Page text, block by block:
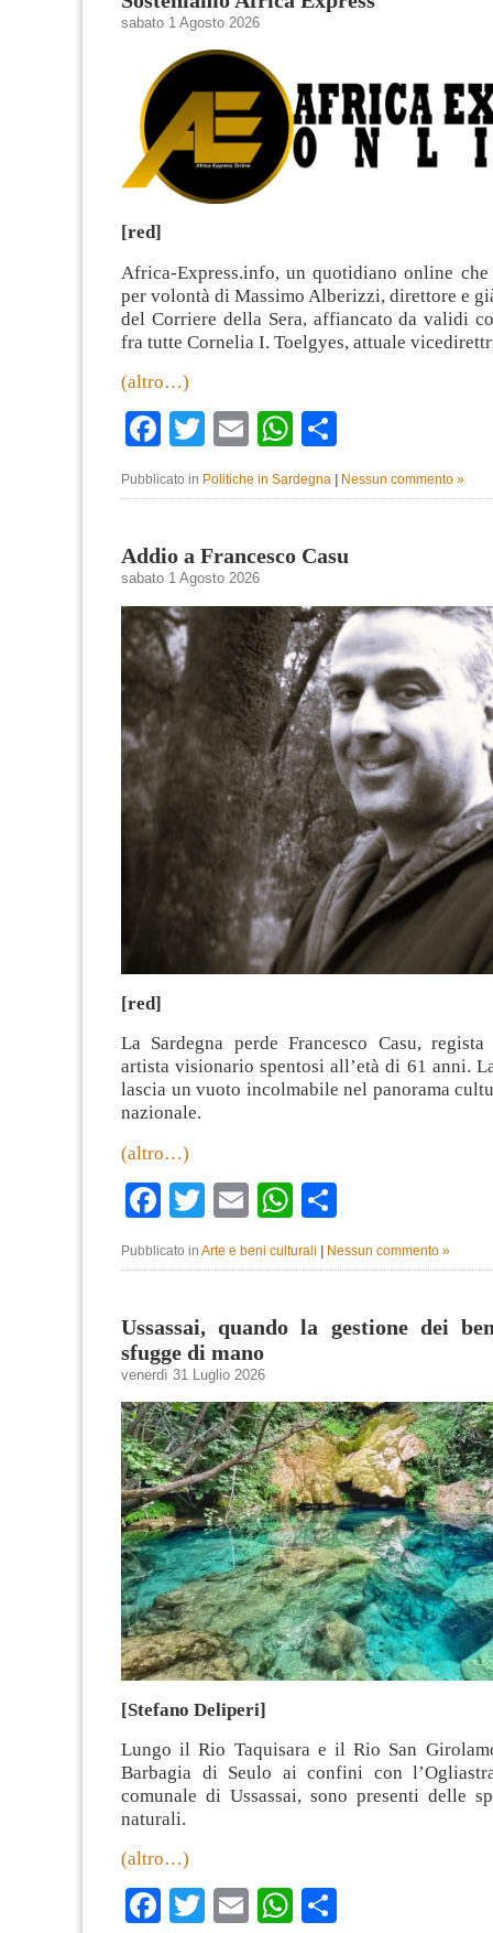
sabato 1 Agosto 2026
[red]
Africa-Express.info, un quotidiano online che
per volontà di Massimo Alberizzi, direttore e
del Corriere della Sera, affiancato da validi
fra tutte Cornelia I. Toelgyes, attuale
(altro…)
Facebook
TwitterEmailWhatsApp
Pubblicato in Politiche in Sardegna Nessun commento »
Addio a Francesco Casu
sabato 1 Agosto 2026
[red]
La Sardegna perde Francesco Casu,
artista visionario spentosi all’età di 61 anni.
lascia un vuoto incolmabile nel panorama
nazionale.
(altro…)
Facebook
Twitter
EmailWhatsApp
Pubblicato in Arte e beni culturali | Nessun commento »
Ussassai, quando la gestione dei
sfugge di mano
venerdì 31 Luglio 2026
[Stefano Deliperi]
Lungo il Rio Taquisara e il Rio San
Barbagia di Seulo ai confini con
comunale di Ussassai, sono presenti delle
naturali.
(altro…)
Facebook
TwitterEmailWhatsApp